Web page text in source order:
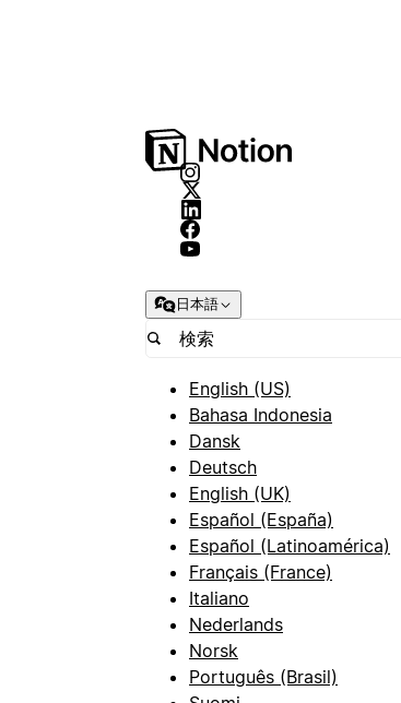
日本語
English (US)
Bahasa Indonesia
Dansk
Deutsch
English (UK)
Español (España)
Español (Latinoamérica)
Français (France)
Italiano
Nederlands
Norsk
Português (Brasil)